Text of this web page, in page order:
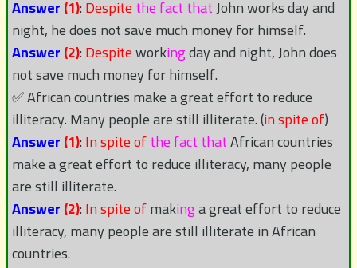
Answer(1):Despitethe fact thatJohn works day and
night, he does not save much money for himself.
Answer(2):Despiteworkingday and night, John does
not save much money for himself.
✅ African countries make a great effort to reduce
illiteracy. Many people are still illiterate. (in spite of)
Answer(1):In spite ofthe fact thatAfrican countries
make a great effort to reduce illiteracy, many people
are still illiterate.
Answer(2):In spite ofmakinga great effort to reduce
illiteracy, many people are still illiterate in African
countries.